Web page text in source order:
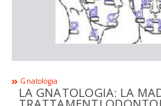
Gnatologia
LA GNATOLOGIA: LA